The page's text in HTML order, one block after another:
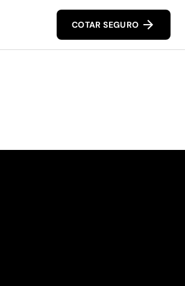
COTAR SEGURO